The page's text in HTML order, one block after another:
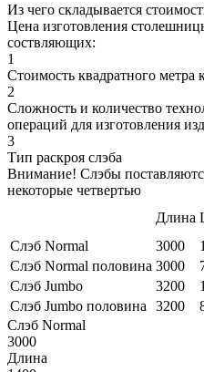
Из чего складывается
Цена изготовления
соствляющих:
1
Стоимость квадратного метра
2
Сложность и количество
операций для изготовления
3
Тип раскроя слэба
Внимание! Слэбы
некоторые четвертью
Длина
Слэб Normal
3000
Слэб Normal половина 3000
Слэб Jumbo
3200
Слэб Jumbo половина
3200
Слэб Normal
3000
Длина